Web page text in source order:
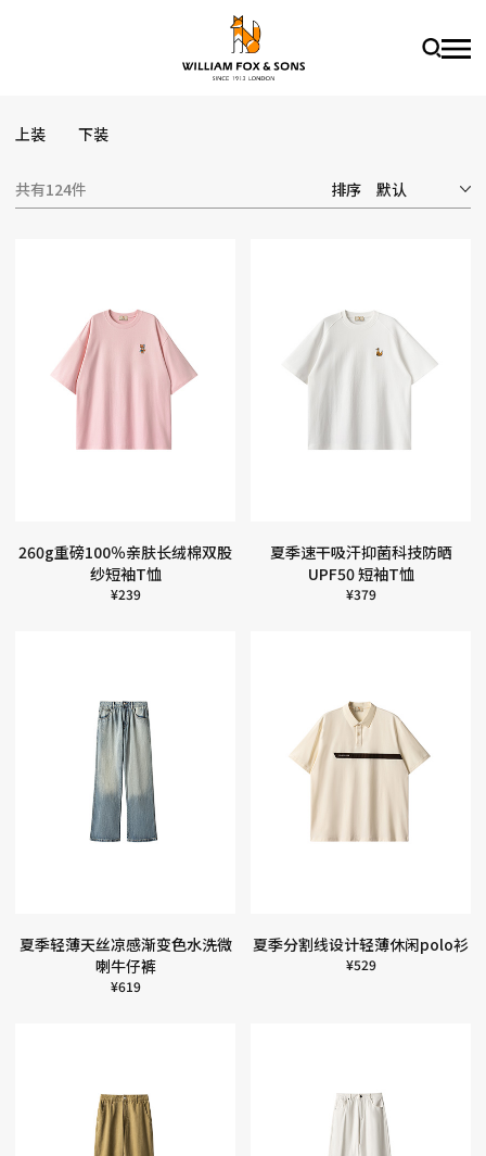
上装 下装
共有124件 排序 默认
260g重磅100％亲肤长绒棉双股
纱短袖T恤
¥239
夏季速干吸汗抑菌科技防晒
UPF50 短袖T恤
¥379
夏季轻薄天丝凉感渐变色水洗微
喇牛仔裤
¥619
夏季分割线设计轻薄休闲polo衫
¥529